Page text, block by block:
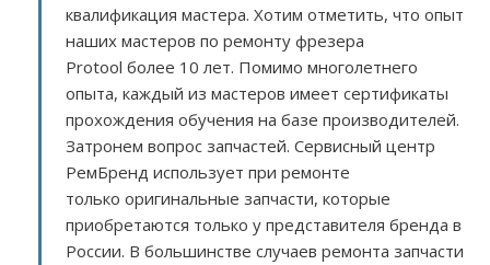
квалификация мастера. Хотим отметить, что опыт
наших мастеров по ремонту фрезера
Protool более 10 лет. Помимо многолетнего
опыта, каждый из мастеров имеет сертификаты
прохождения обучения на базе производителей.
Затронем вопрос запчастей. Сервисный центр
РемБренд использует при ремонте
только оригинальные запчасти, которые
приобретаются только у представителя бренда в
России. В большинстве случаев ремонта запчасти